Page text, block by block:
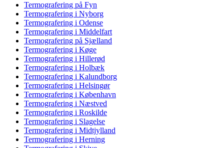
Termografering på Fyn
Termografering i Nyborg
Termografering i Odense
Termografering i Middelfart
Termografering på Sjælland
Termografering i Køge
Termografering i Hillerød
Termografering i Holbæk
Termografering i Kalundborg
Termografering i Helsingør
Termografering i København
Termografering i Næstved
Termografering i Roskilde
Termografering i Slagelse
Termografering i Midtjylland
Termografering i Herning